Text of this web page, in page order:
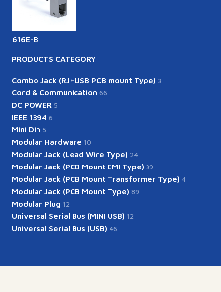
616E-B
PRODUCTS CATEGORY
Combo Jack (RJ+USB PCB mount Type) 3
Cord & Communication 66
DC POWER 5
IEEE 1394 6
Mini Din 5
Modular Hardware 10
Modular Jack (Lead Wire Type) 24
Modular Jack (PCB Mount EMI Type) 39
Modular Jack (PCB Mount Transformer Type) 4
Modular Jack (PCB Mount Type) 89
Modular Plug 12
Universal Serial Bus (MINI USB) 12
Universal Serial Bus (USB) 46